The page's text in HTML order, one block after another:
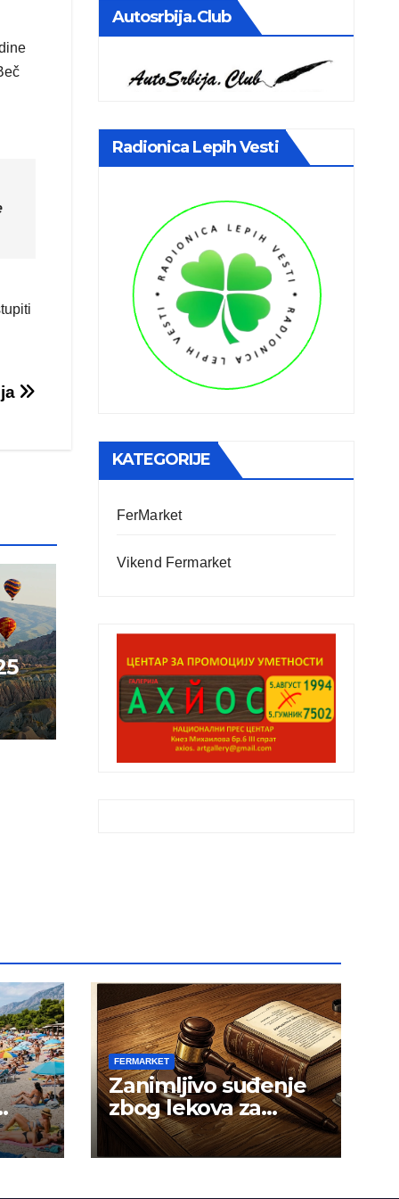
Autosrbija.club
Radionica Lepih Vesti
KATEGORIJE
FerMarket
Vikend Fermarket
FERMARKET
Zanimljivo suđenje
zbog lekova za
gojaznost